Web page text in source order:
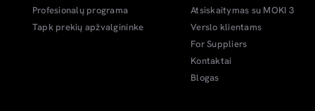
Profesionalų programa
Tapk prekių apžvalgininke
Atsiskaitymas su MOKI 3
Verslo klientams
For Suppliers
Kontaktai
Blogas